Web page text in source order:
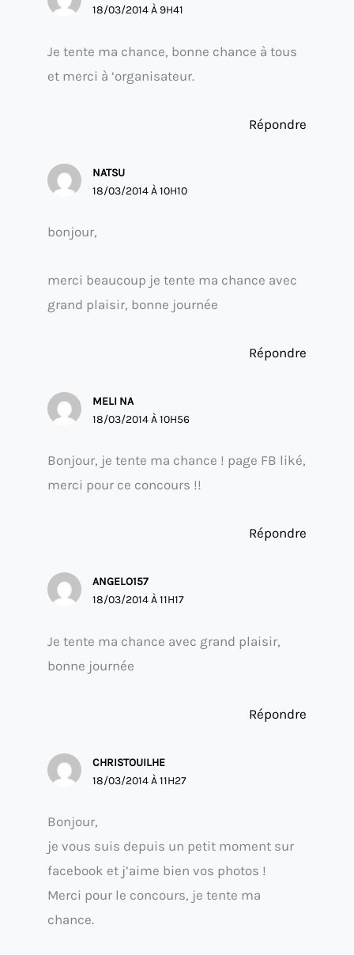
18/03/2014 À 9H41
Je tente ma chance, bonne chance à tous
et merci à ‘organisateur.
Répondre
NATSU
18/03/2014 À 10H10
bonjour,
merci beaucoup je tente ma chance avec
grand plaisir, bonne journée
Répondre
MELI NA
18/03/2014 À 10H56
Bonjour, je tente ma chance ! page FB liké,
merci pour ce concours !!
Répondre
ANGELO157
18/03/2014 À 11H17
Je tente ma chance avec grand plaisir,
bonne journée
Répondre
CHRISTOUILHE
18/03/2014 À 11H27
Bonjour,
je vous suis depuis un petit moment sur
facebook et j’aime bien vos photos !
Merci pour le concours, je tente ma
chance.